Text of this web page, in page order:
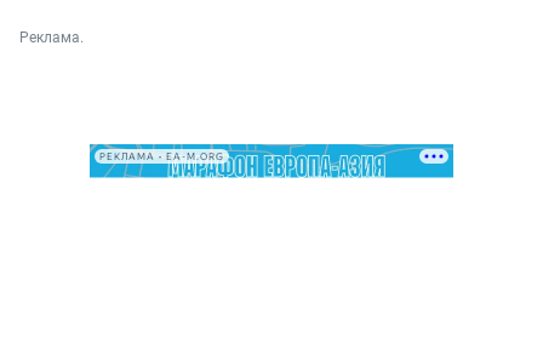
Реклама.
РЕКЛАМА • EA-M.ORG